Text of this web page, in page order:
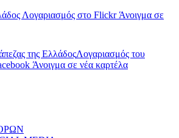
Λογαριασμός στο FlickrΆνοιγμα σε
της ΕλλάδοςΛογαριασμός του
Άνοιγμα σε νέα καρτέλα